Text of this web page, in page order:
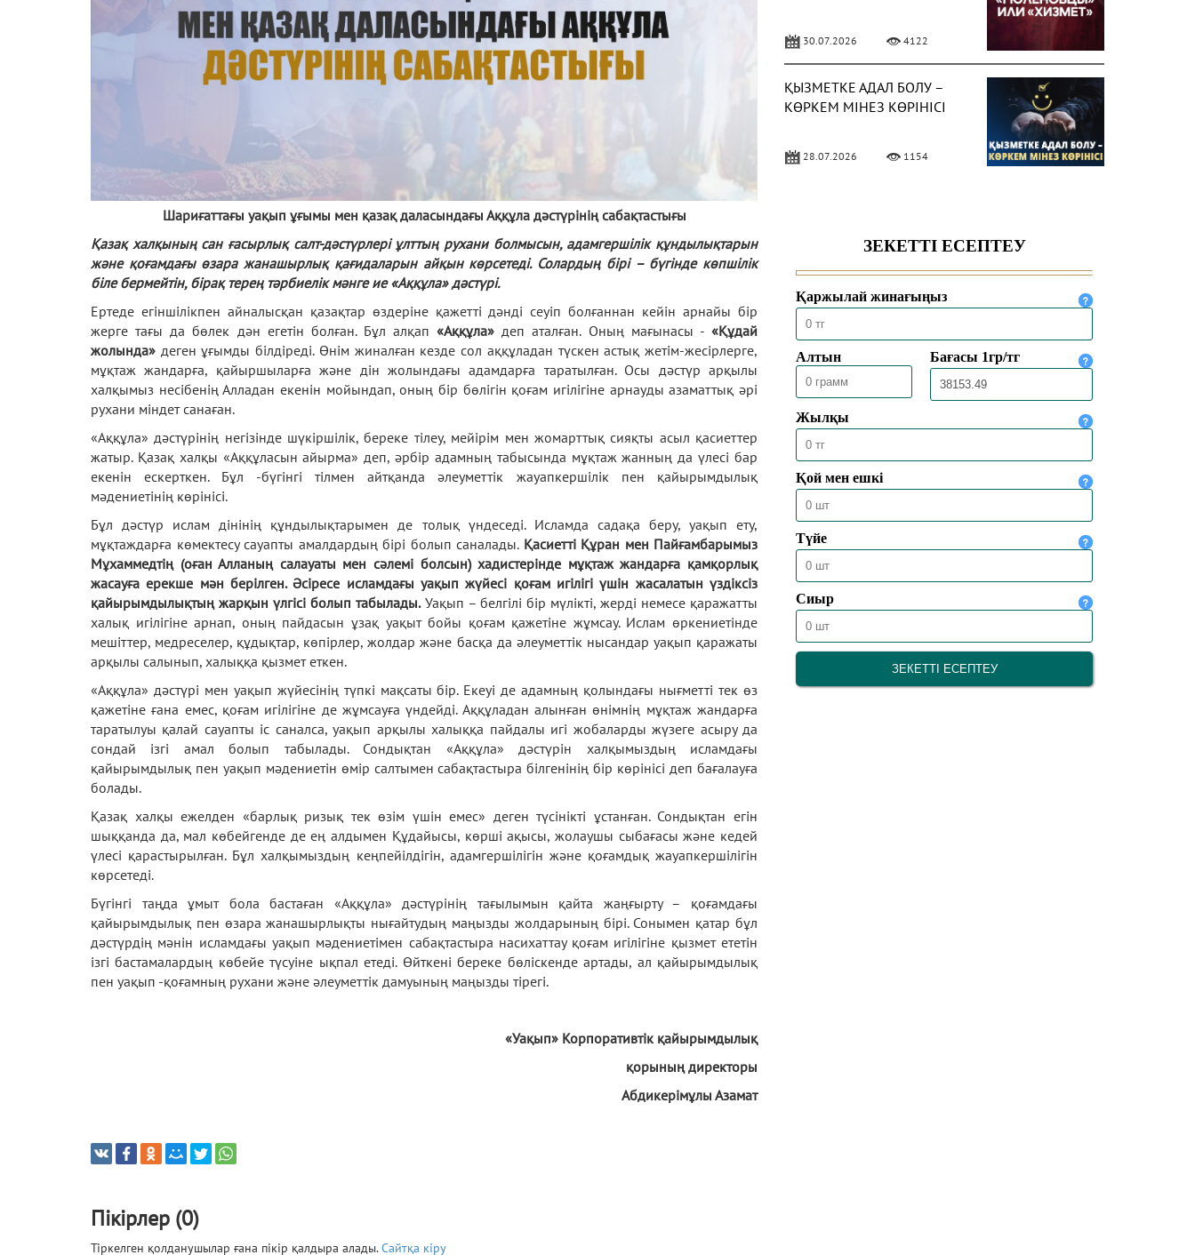
Шариғаттағы уақып ұғымы мен қазақ даласындағы Аққұла дәстүрінің сабақтастығы
Қазақ халқының сан ғасырлық салт-дәстүрлері ұлттың рухани болмысын, адамгершілік құндылықтарын
және қоғамдағы өзара жанашырлық қағидаларын айқын көрсетеді. Солардың бірі – бүгінде көпшілік
біле бермейтін, бірақ терең тәрбиелік мәнге ие «Аққұла» дәстүрі.
Ертеде егіншілікпен айналысқан қазақтар өздеріне қажетті дәнді сеуіп болғаннан кейін арнайы бір
жерге тағы да бөлек дән егетін болған. Бұл алқап«Аққұла» деп аталған. Оның мағынасы -«Құдай
жолында» деген ұғымды білдіреді. Өнім жиналған кезде сол аққұладан түскен астық жетім-жесірлерге,
мұқтаж жандарға, қайыршыларға және дін жолындағы адамдарға таратылған. Осы дәстүр арқылы
халқымыз несібенің Алладан екенін мойындап, оның бір бөлігін қоғам игілігіне арнауды азаматтық әрі
рухани міндет санаған.
«Аққұла» дәстүрінің негізінде шүкіршілік, береке тілеу, мейірім мен жомарттық сияқты асыл қасиеттер
жатыр. Қазақ халқы «Аққұласын айырма» деп, әрбір адамның табысында мұқтаж жанның да үлесі бар
екенін ескерткен. Бұл -бүгінгі тілмен айтқанда әлеуметтік жауапкершілік пен қайырымдылық
мәдениетінің көрінісі.
Бұл дәстүр ислам дінінің құндылықтарымен де толық үндеседі. Исламда садақа беру, уақып ету,
мұқтаждарға көмектесу сауапты амалдардың бірі болып саналады. Қасиетті Құран мен Пайғамбарымыз
Мұхаммедтің (оған Алланың салауаты мен сәлемі болсын) хадистерінде мұқтаж жандарға қамқорлық
жасауға ерекше мән берілген. Әсіресе исламдағы уақып жүйесі қоғам игілігі үшін жасалатын үздіксіз
қайырымдылықтың жарқын үлгісі болып табылады.Уақып – белгілі бір мүлікті, жерді немесе қаражатты
халық игілігіне арнап, оның пайдасын ұзақ уақыт бойы қоғам қажетіне жұмсау. Ислам өркениетінде
мешіттер, медреселер, құдықтар, көпірлер, жолдар және басқа да әлеуметтік нысандар уақып қаражаты
арқылы салынып, халыққа қызмет еткен.
«Аққұла» дәстүрі мен уақып жүйесінің түпкі мақсаты бір. Екеуі де адамның қолындағы нығметті тек өз
қажетіне ғана емес, қоғам игілігіне де жұмсауға үндейді. Аққұладан алынған өнімнің мұқтаж жандарға
таратылуы қалай сауапты іс саналса, уақып арқылы халыққа пайдалы игі жобаларды жүзеге асыру да
сондай ізгі амал болып табылады. Сондықтан «Аққұла» дәстүрін халқымыздың исламдағы
қайырымдылық пен уақып мәдениетін өмір салтымен сабақтастыра білгенінің бір көрінісі деп бағалауға
болады.
Қазақ халқы ежелден «барлық ризық тек өзім үшін емес» деген түсінікті ұстанған. Сондықтан егін
шыққанда да, мал көбейгенде де ең алдымен Құдайысы, көрші ақысы, жолаушы сыбағасы және кедей
үлесі қарастырылған. Бұл халқымыздың кеңпейілдігін, адамгершілігін және қоғамдық жауапкершілігін
көрсетеді.
Бүгінгі таңда ұмыт бола бастаған «Аққұла» дәстүрінің тағылымын қайта жаңғырту – қоғамдағы
қайырымдылық пен өзара жанашырлықты нығайтудың маңызды жолдарының бірі. Сонымен қатар бұл
дәстүрдің мәнін исламдағы уақып мәдениетімен сабақтастыра насихаттау қоғам игілігіне қызмет ететін
ізгі бастамалардың көбейе түсуіне ықпал етеді. Өйткені береке бөліскенде артады, ал қайырымдылық
пен уақып -қоғамның рухани және әлеуметтік дамуының маңызды тірегі.
«Уақып» Корпоративтік қайырымдылық
қорының директоры
Абдикерімұлы Азамат
Пікірлер (0)
Тіркелген қолданушылар ғана пікір қалдыра алады.Сайтқа кіру
30.07.2026 4122
ҚЫЗМЕТКЕ АДАЛ БОЛУ –
КӨРКЕМ МІНЕЗ КӨРІНІСІ
28.07.2026 1154
24.07.2026 1436
ҚОЛЖАЗБАЛАРДА ҰЛТТЫҢ
ҚҰНДЫЛЫҒЫ ҚАТТАЛҒАН
23.07.2026